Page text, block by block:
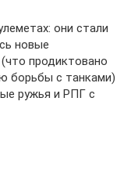
они стали
новые
продиктовано
борьбы с танками)
ружья и РПГ с